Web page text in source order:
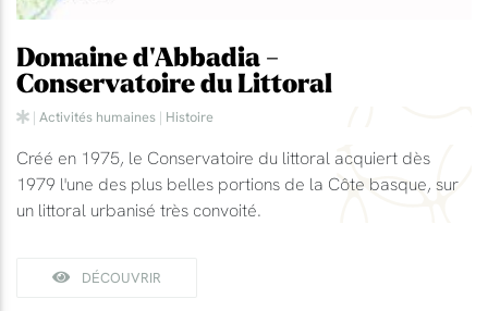
Domaine d'Abbadia -
Conservatoire du Littoral
| Activités humaines | Histoire
Créé en 1975, le Conservatoire du littoral acquiert dès
1979 l'une des plus belles portions de la Côte basque, sur
un littoral urbanisé très convoité.
DÉCOUVRIR